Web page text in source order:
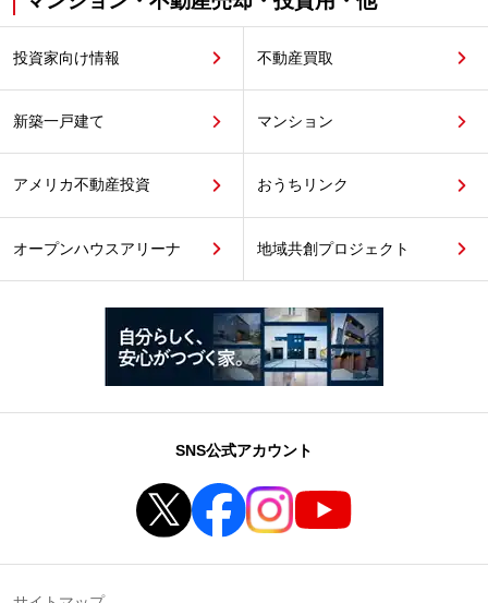
投資家向け情報 不動産買取
新築一戸建て マンション
アメリカ不動産投資 おうちリンク
オープンハウスアリーナ 地域共創プロジェクト
SNS公式アカウント